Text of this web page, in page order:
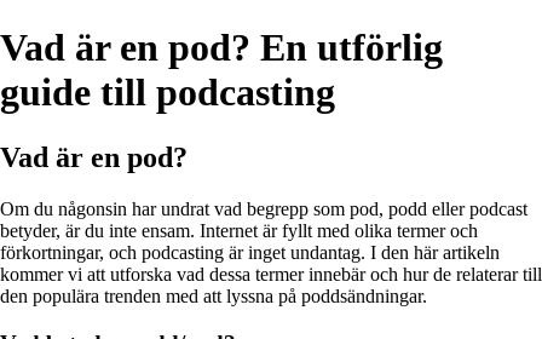
Vad är en pod? En utförlig
guide till podcasting
Vad är en pod?
Om du någonsin har undrat vad begrepp som pod, podd eller podcast
betyder, är du inte ensam. Internet är fyllt med olika termer och
förkortningar, och podcasting är inget undantag. I den här artikeln
kommer vi att utforska vad dessa termer innebär och hur de relaterar till
den populära trenden med att lyssna på poddsändningar.